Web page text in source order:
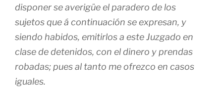
disponer se averigüe el paradero de los
sujetos que á continuación se expresan, y
siendo habidos, emitirlos a este Juzgado en
clase de detenidos, con el dinero y prendas
robadas; pues al tanto me ofrezco en casos
iguales.